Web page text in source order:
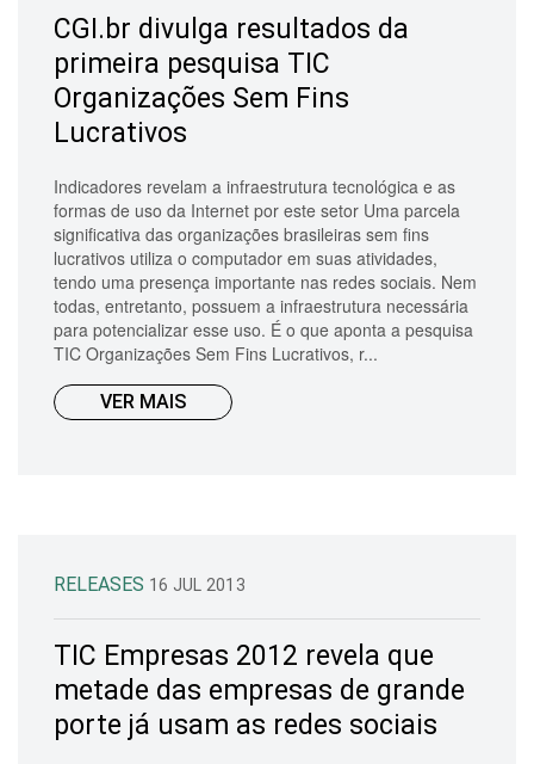
CGI.br divulga resultados da
primeira pesquisa TIC
Organizações Sem Fins
Lucrativos
Indicadores revelam a infraestrutura tecnológica e as
formas de uso da Internet por este setor Uma parcela
significativa das organizações brasileiras sem fins
lucrativos utiliza o computador em suas atividades,
tendo uma presença importante nas redes sociais. Nem
todas, entretanto, possuem a infraestrutura necessária
para potencializar esse uso. É o que aponta a pesquisa
TIC Organizações Sem Fins Lucrativos, r...
VER MAIS
RELEASES 16 JUL 2013
TIC Empresas 2012 revela que
metade das empresas de grande
porte já usam as redes sociais